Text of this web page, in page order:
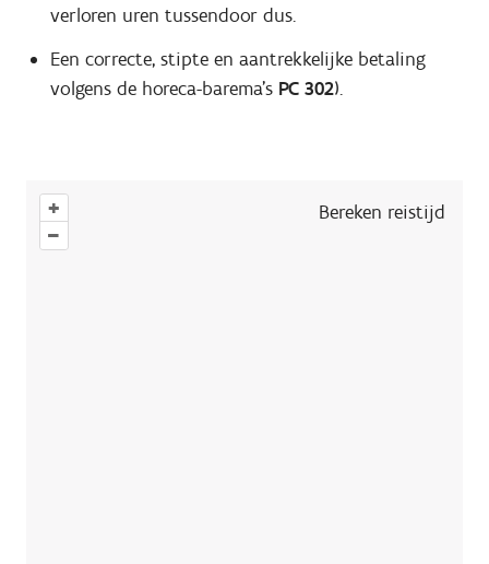
verloren uren tussendoor dus.
Een correcte, stipte en aantrekkelijke betaling
volgens de horeca-barema's PC 302).
+
–
Bereken reistijd